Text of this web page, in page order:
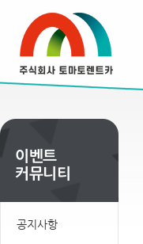
공지사항